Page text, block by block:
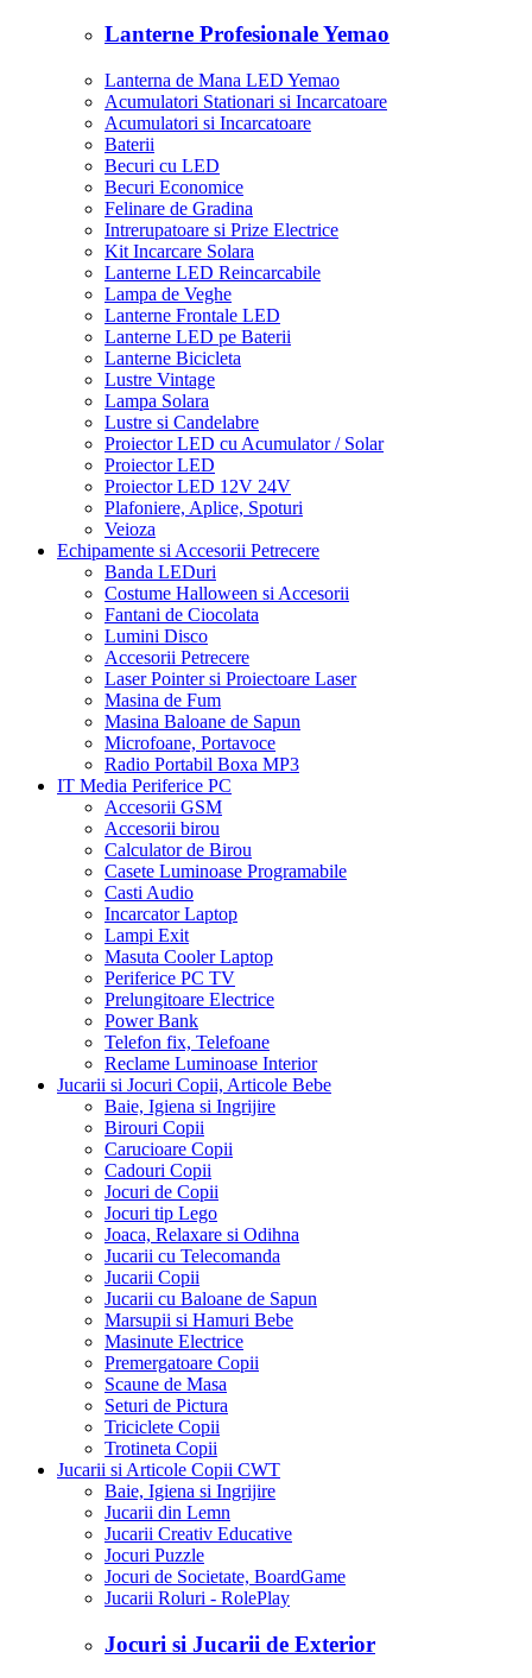
Lanterne Profesionale Yemao
Lanterna de Mana LED Yemao
Acumulatori Stationari si Incarcatoare
Acumulatori si Incarcatoare
Baterii
Becuri cu LED
Becuri Economice
Felinare de Gradina
Intrerupatoare si Prize Electrice
Kit Incarcare Solara
Lanterne LED Reincarcabile
Lampa de Veghe
Lanterne Frontale LED
Lanterne LED pe Baterii
Lanterne Bicicleta
Lustre Vintage
Lampa Solara
Lustre si Candelabre
Proiector LED cu Acumulator / Solar
Proiector LED
Proiector LED 12V 24V
Plafoniere, Aplice, Spoturi
Veioza
Echipamente si Accesorii Petrecere
Banda LEDuri
Costume Halloween si Accesorii
Fantani de Ciocolata
Lumini Disco
Accesorii Petrecere
Laser Pointer si Proiectoare Laser
Masina de Fum
Masina Baloane de Sapun
Microfoane, Portavoce
Radio Portabil Boxa MP3
IT Media Periferice PC
Accesorii GSM
Accesorii birou
Calculator de Birou
Casete Luminoase Programabile
Casti Audio
Incarcator Laptop
Lampi Exit
Masuta Cooler Laptop
Periferice PC TV
Prelungitoare Electrice
Power Bank
Telefon fix, Telefoane
Reclame Luminoase Interior
Jucarii si Jocuri Copii, Articole Bebe
Baie, Igiena si Ingrijire
Birouri Copii
Carucioare Copii
Cadouri Copii
Jocuri de Copii
Jocuri tip Lego
Joaca, Relaxare si Odihna
Jucarii cu Telecomanda
Jucarii Copii
Jucarii cu Baloane de Sapun
Marsupii si Hamuri Bebe
Masinute Electrice
Premergatoare Copii
Scaune de Masa
Seturi de Pictura
Triciclete Copii
Trotineta Copii
Jucarii si Articole Copii CWT
Baie, Igiena si Ingrijire
Jucarii din Lemn
Jucarii Creativ Educative
Jocuri Puzzle
Jocuri de Societate, BoardGame
Jucarii Roluri - RolePlay
Jocuri si Jucarii de Exterior